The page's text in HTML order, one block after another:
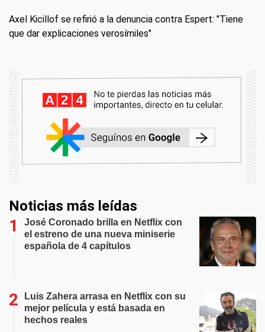
Axel Kicillof se refirió a la denuncia contra Espert: "Tiene
que dar explicaciones verosímiles"
Noticias más leídas
José Coronado brilla en Netflix con
el estreno de una nueva miniserie
española de 4 capítulos
Luis Zahera arrasa en Netflix con su
mejor película y está basada en
hechos reales